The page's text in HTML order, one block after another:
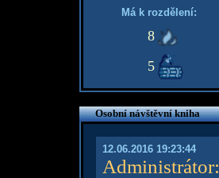
Má k rozdělení:
8
5
Osobní návštěvní kniha
12.06.2016 19:23:44
Administrátor: